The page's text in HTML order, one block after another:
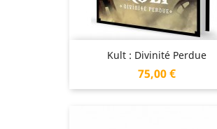
Kult : Divinité Perdue
Prix
75,00 €